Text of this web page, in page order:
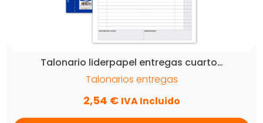
Talonario liderpapel entregas cuarto…
Talonarios entregas
2,54 € IVA Incluido